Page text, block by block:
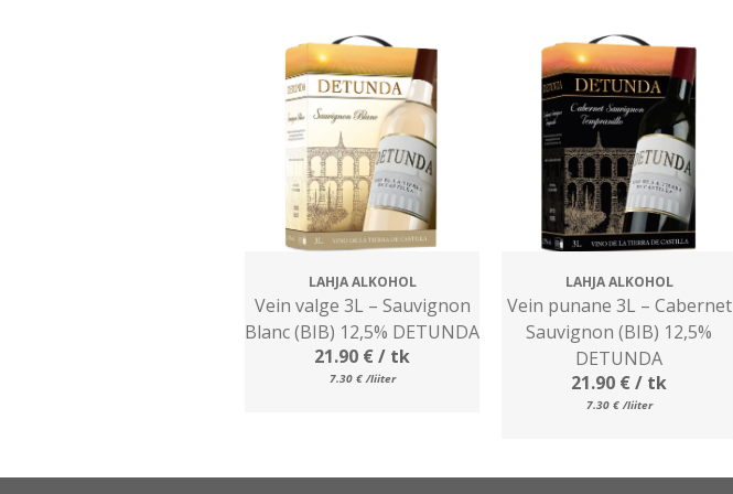
LAHJA ALKOHOL
Vein valge 3L – Sauvignon
Blanc (BIB) 12,5% DETUNDA
21.90 €/ tk
7.30 € /liiter
LAHJA ALKOHOL
Vein punane 3L – Cabernet
Sauvignon (BIB) 12,5%
DETUNDA
21.90 €/ tk
7.30 € /liiter